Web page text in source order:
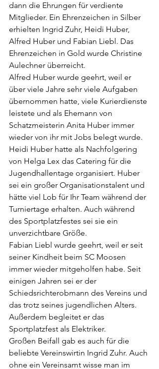
dann die Ehrungen für verdiente
Mitglieder. Ein Ehrenzeichen in Silber
erhielten Ingrid Zuhr, Heidi Huber,
Alfred Huber und Fabian Liebl. Das
Ehrenzeichen in Gold wurde Christine
Aulechner überreicht.
Alfred Huber wurde geehrt, weil er
über viele Jahre sehr viele Aufgaben
übernommen hatte, viele Kurierdienste
leistete und als Ehemann von
Schatzmeisterin Anita Huber immer
wieder von ihr mit Jobs belegt wurde.
Heidi Huber hatte als Nachfolgering
von Helga Lex das Catering für die
Jugendhallentage organisiert. Huber
sei ein großer Organisationstalent und
hätte viel Lob für Ihr Team während der
Turniertage erhalten. Auch während
des Sportplatzfestes sei sie ein
unverzichtbare Größe.
Fabian Liebl wurde geehrt, weil er seit
seiner Kindheit beim SC Moosen
immer wieder mitgeholfen habe. Seit
einigen Jahren sei er der
Schiedsrichterobmann des Vereins und
das trotz seines jugendlichen Alters.
Außerdem begleitet er das
Sportplatzfest als Elektriker.
Großen Beifall gab es auch für die
beliebte Vereinswirtin Ingrid Zuhr. Auch
ohne ein Vereinsamt wisse man im